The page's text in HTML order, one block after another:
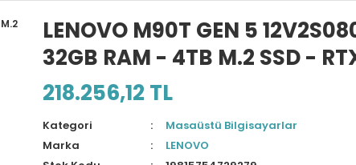
LENOVO M90T GEN 5
32GB RAM - 4TB M.2 SSD -
218.256,12 TL
Kategori
Masaüstü Bilgisayarlar
Marka
LENOVO